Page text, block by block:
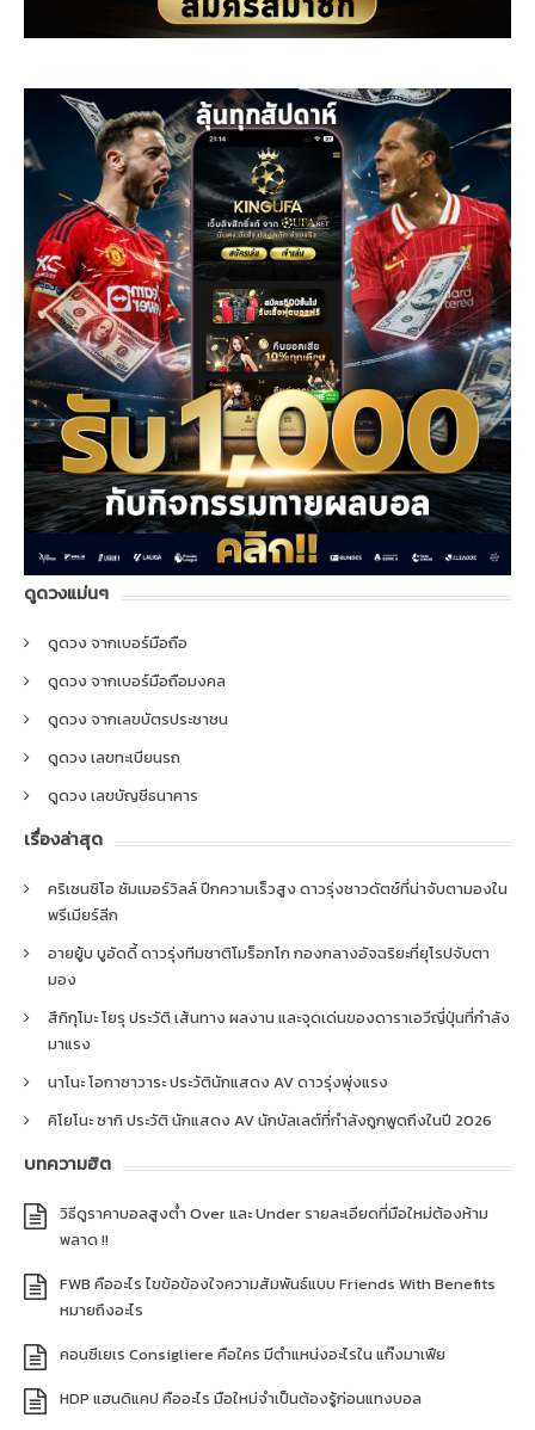
ดูดวงแม่นๆ
ดูดวง จากเบอร์มือถือ
ดูดวง จากเบอร์มือถือมงคล
ดูดวง จากเลขบัตรประชาชน
ดูดวง เลขทะเบียนรถ
ดูดวง เลขบัญชีธนาคาร
เรื่องล่าสุด
คริเซนซิโอ ซัมเมอร์วิลล์ ปีกความเร็วสูง ดาวรุ่งชาวดัตช์ที่น่าจับตามองใน
พรีเมียร์ลีก
อายยู้บ บูอัดดี้ ดาวรุ่งทีมชาติโมร็อกโก กองกลางอัจฉริยะที่ยุโรปจับตา
มอง
สึกิกุโมะ โยรุ ประวัติ เส้นทาง ผลงาน และจุดเด่นของดาราเอวีญี่ปุ่นที่กำลัง
มาแรง
นาโนะ โอกาซาวาระ ประวัตินักแสดง AV ดาวรุ่งพุ่งแรง
คิโยโนะ ซากิ ประวัติ นักแสดง AV นักบัลเลต์ที่กำลังถูกพูดถึงในปี 2026
บทความฮิต
วิธีดูราคาบอลสูงต่ำ Over และ Under รายละเอียดที่มือใหม่ต้องห้าม
พลาด !!
FWB คืออะไร ไขข้อข้องใจความสัมพันธ์แบบ Friends With Benefits
หมายถึงอะไร
คอนซีเยเร Consigliere คือใคร มีตำแหน่งอะไรใน แก๊งมาเฟีย
HDP แฮนดิแคป คืออะไร มือใหม่จำเป็นต้องรู้ก่อนแทงบอล